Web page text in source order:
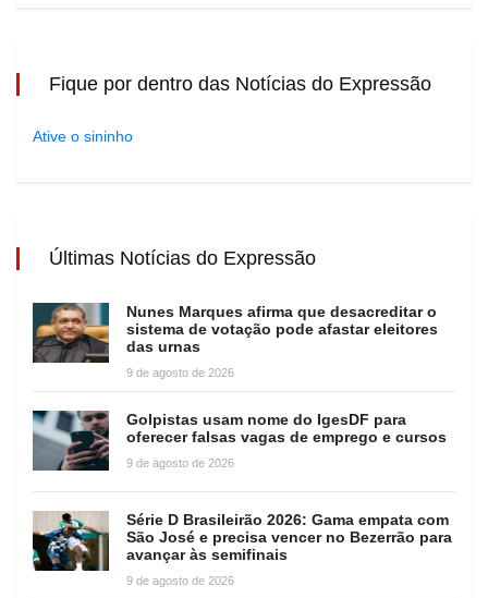
Fique por dentro das Notícias do Expressão
Ative o sininho
Últimas Notícias do Expressão
Nunes Marques afirma que desacreditar o
sistema de votação pode afastar eleitores
das urnas
9 de agosto de 2026
Golpistas usam nome do IgesDF para
oferecer falsas vagas de emprego e cursos
9 de agosto de 2026
Série D Brasileirão 2026: Gama empata com
São José e precisa vencer no Bezerrão para
avançar às semifinais
9 de agosto de 2026